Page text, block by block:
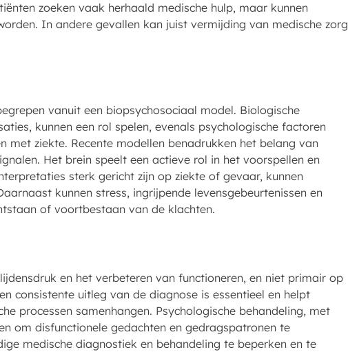
zoeken vaak herhaald medische hulp, maar kunnen
In andere gevallen kan juist vermijding van medische zorg
vanuit een biopsychosociaal model. Biologische
kunnen een rol spelen, evenals psychologische factoren
met ziekte. Recente modellen benadrukken het belang van
Het brein speelt een actieve rol in het voorspellen en
sterk gericht zijn op ziekte of gevaar, kunnen
kunnen stress, ingrijpende levensgebeurtenissen en
of voortbestaan van de klachten.
en het verbeteren van functioneren, en niet primair op
consistente uitleg van de diagnose is essentieel en helpt
processen samenhangen. Psychologische behandeling, met
om disfunctionele gedachten en gedragspatronen te
medische diagnostiek en behandeling te beperken en te